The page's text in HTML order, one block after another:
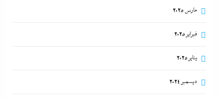
مارس 2025
فبراير 2025
يناير 2025
ديسمبر 2024